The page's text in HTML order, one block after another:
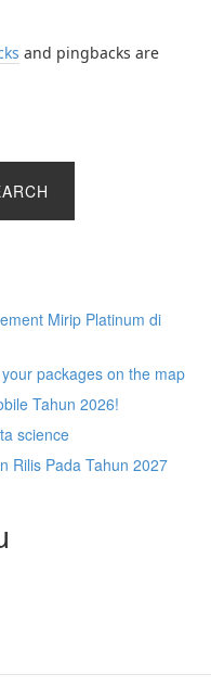
and pingbacks are
Mirip Platinum di
packages on the map
Tahun 2026!
science
Rilis Pada Tahun 2027